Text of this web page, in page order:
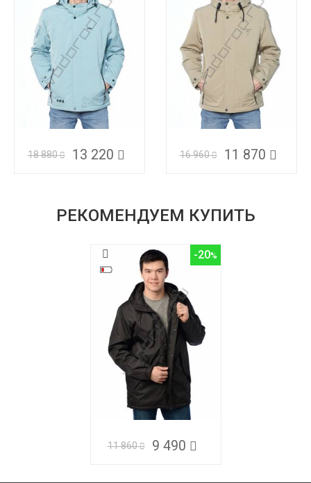
18 880 13 220 16 960 11 870
РЕКОМЕНДУЕМ КУПИТЬ
-20
11 860 9 490